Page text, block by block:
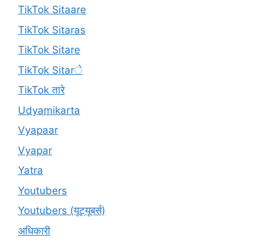
TikTok Sitaare
TikTok Sitaras
TikTok Sitare
TikTok Sitarे
TikTok तारे
Udyamikarta
Vyapaar
Vyapar
Yatra
Youtubers
Youtubers (यूट्यूबर्स)
अधिकारी